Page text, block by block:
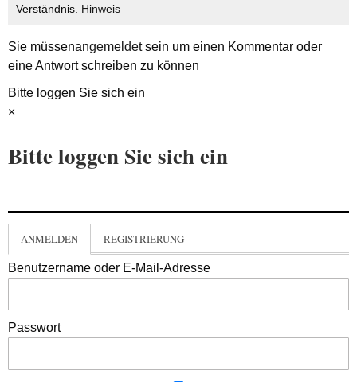
Verständnis. Hinweis
Sie müssenangemeldetsein um einen Kommentar oder
eine Antwort schreiben zu können
Bitte loggen Sie sich ein
×
Bitte loggen Sie sich ein
ANMELDEN REGISTRIERUNG
Benutzername oder E-Mail-Adresse
Passwort